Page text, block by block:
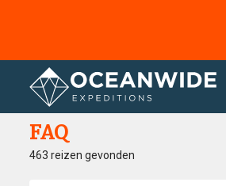
Home FAQ
FAQ
463 reizen gevonden